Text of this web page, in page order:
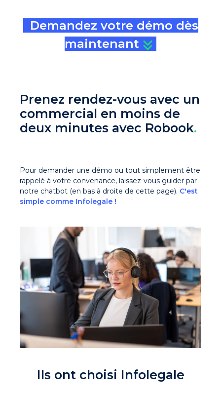
Demandez votre démo dès
maintenant
Prenez rendez-vous avec un
commercial en moins de
deux minutes avec Robook.
Pour demander une démo ou tout simplement être
rappelé à votre convenance, laissez-vous guider par
notre chatbot (en bas à droite de cette page). C'est
simple comme Infolegale !
Ils ont choisi Infolegale